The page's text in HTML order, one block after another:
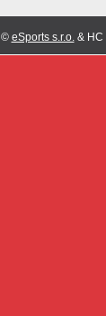
© eSports s.r.o.& HC